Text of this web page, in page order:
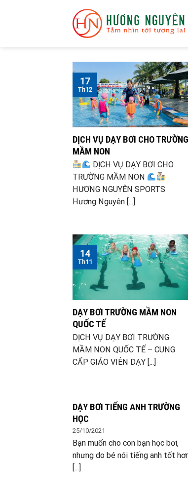
DỊCH VỤ DẠY BƠI CHO TRƯỜNG
MẦM NON
DỊCH VỤ DẠY BƠI CHO
TRƯỜNG MẦM NON
HƯƠNG NGUYÊN SPORTS
Hương Nguyên [...]
17
Th12
DẠY BƠI TRƯỜNG MẦM NON
QUỐC TẾ
DỊCH VỤ DẠY BƠI TRƯỜNG
MẦM NON QUỐC TẾ – CUNG
CẤP GIÁO VIÊN DẠY [...]
14
Th11
DẠY BƠI TIẾNG ANH TRƯỜNG
HỌC
25/10/2021
Bạn muốn cho con bạn học bơi,
nhưng do bé nói tiếng anh tốt
[...]